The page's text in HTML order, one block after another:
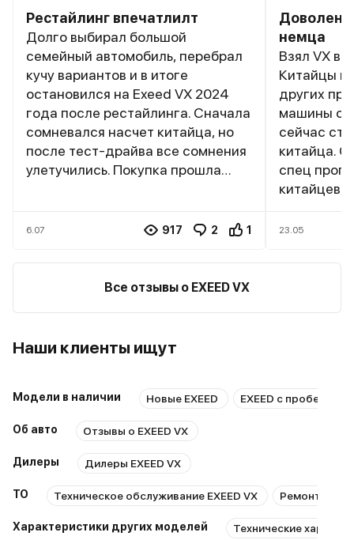
Рестайлинг впечатлилт
Долго выбирал большой
семейный автомобиль, перебрал
кучу вариантов и в итоге
остановился на Exeed VX 2024
года после рестайлинга. Сначала
сомневался насчет китайца, но
после тест-драйва все сомнения
улетучились. Покупка прошла
комплектацию President с 6-
поразило — полностью
переработанный интерьер с
натуральным деревом и
массажем — это просто сказка в
турбо на 249 лошадей тянет
стал чуть медленнее (9,3
секунды против 8,5 у
вместо робота теперь
6.07 917 2 1
Доволен,
немца
Взял VX в
Китайцы
других
машины
сейчас
китайца.
спец
китайцев,
куча. У
возиться.
23.05
Все отзывы о EXEED VX
Наши клиенты ищут
Модели в наличии Новые EXEED EXEED с пробегом
Об авто Отзывы о EXEED VX
Дилеры Дилеры EXEED VX
ТО Техническое обслуживание EXEED VX Ремонт
Характеристики других моделей Технические